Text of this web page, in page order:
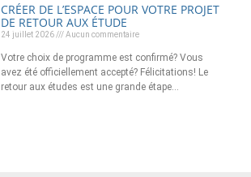
CRÉER DE L’ESPACE POUR VOTRE PROJET
DE RETOUR AUX ÉTUDE
24 juillet 2026 Aucun commentaire
Votre choix de programme est confirmé? Vous
avez été officiellement accepté? Félicitations! Le
retour aux études est une grande étape…